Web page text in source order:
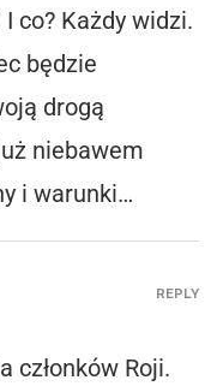
co? Każdy widzi.
będzie
drogą
niebawem
i warunki…
członków Roji.
REPLY